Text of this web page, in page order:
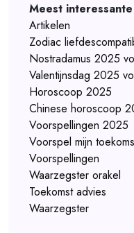
Meest
Artikelen
Zodiac
Nostradamus 2025
Valentijnsdag 2025
Horoscoop 2025
Chinese horoscoop
Voorspellingen 2025
Voorspel mijn
Voorspellingen
Waarzegster orakel
Toekomst advies
Waarzegster